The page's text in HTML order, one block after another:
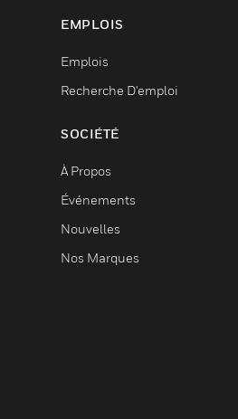
EMPLOIS
Emplois
Recherche D'emploi
SOCIÉTÉ
À Propos
Événements
Nouvelles
Nos Marques